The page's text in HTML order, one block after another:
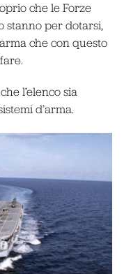
che le Forze
stanno per dotarsi,
che con questo
l’elenco sia
d’arma.